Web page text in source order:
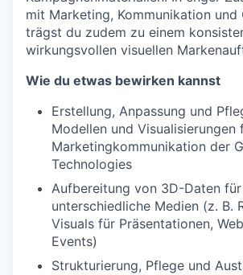
mit Marketing, Kommunikation und
trägst du zudem zu einem
wirkungsvollen visuellen
Wie du etwas bewirken kannst
Erstellung, Anpassung und
Modellen und Visualisierungen
Marketingkommunikation der
Technologies
Aufbereitung von 3D-Daten für
unterschiedliche Medien (z. B.
Visuals für Präsentationen,
Events)
Strukturierung, Pflege und